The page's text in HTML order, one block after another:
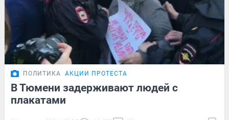
ПОЛИТИКА АКЦИИ ПРОТЕСТА
В Тюмени задерживают людей с
плакатами